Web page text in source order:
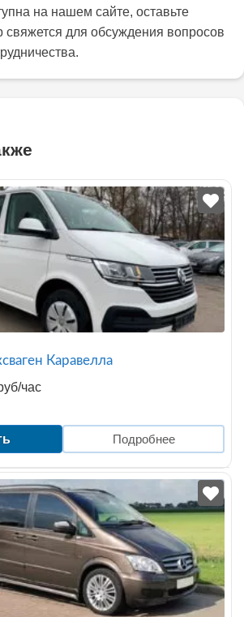
на нашем сайте, оставьте
свяжется для обсуждения вопросов
Каравелла
час
Подробнее